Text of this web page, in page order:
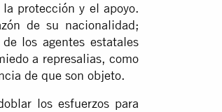
protección y el apoyo.
de su nacionalidad;
los agentes estatales
a represalias, como
de que son objeto.
los esfuerzos para